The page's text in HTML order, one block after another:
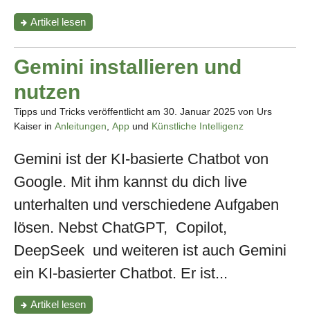
Artikel"Seeing
AI
–
die
App,
uns
beim
Sehen
hilft!"
lesen
Gemini installieren und
nutzen
Tipps und Tricks veröffentlicht am 30. Januar 2025 von Urs
Kaiser in Anleitungen App und Künstliche Intelligenz
Gemini ist der KI-basierte Chatbot von
Google. Mit ihm kannst du dich live
unterhalten und verschiedene Aufgaben
lösen. Nebst ChatGPT, Copilot,
DeepSeek und weiteren ist auch Gemini
ein KI-basierter Chatbot. Er ist...
Artikel"Gemini
installieren
lesen